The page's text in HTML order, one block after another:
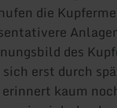
die
des
erst durch
kaum